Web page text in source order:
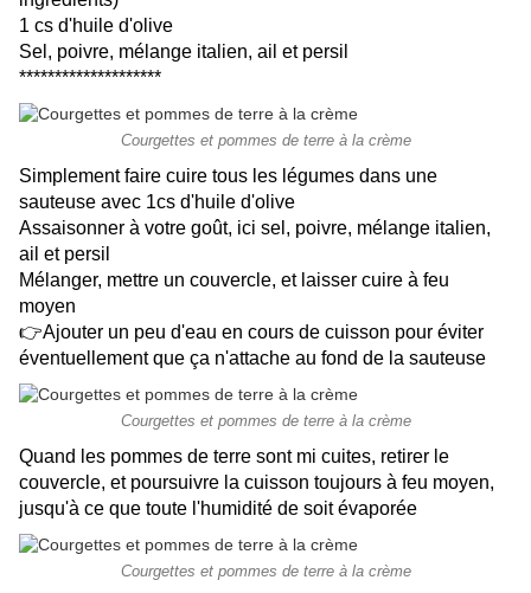
1 cs d'huile d'olive
Sel, poivre, mélange italien, ail et persil
********************
Courgettes et pommes de terre à la crème
Simplement faire cuire tous les légumes dans une
sauteuse avec 1cs d'huile d'olive
Assaisonner à votre goût, ici sel, poivre, mélange italien,
ail et persil
Mélanger, mettre un couvercle, et laisser cuire à feu
moyen
👉Ajouter un peu d'eau en cours de cuisson pour éviter
éventuellement que ça n'attache au fond de la sauteuse
Courgettes et pommes de terre à la crème
Quand les pommes de terre sont mi cuites, retirer le
couvercle, et poursuivre la cuisson toujours à feu moyen,
jusqu'à ce que toute l'humidité de soit évaporée
Courgettes et pommes de terre à la crème